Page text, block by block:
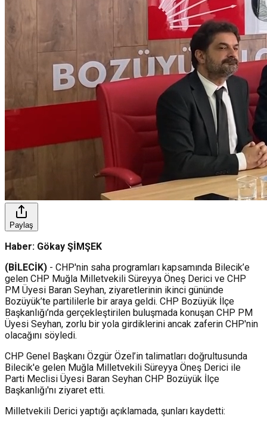
Paylaş
Haber: Gökay ŞİMŞEK
(BİLECİK) - CHP'nin saha programları kapsamında Bilecik’e
gelen CHP Muğla Milletvekili Süreyya Öneş Derici ve CHP
PM Üyesi Baran Seyhan, ziyaretlerinin ikinci gününde
Bozüyük’te partililerle bir araya geldi. CHP Bozüyük İlçe
Başkanlığı’nda gerçekleştirilen buluşmada konuşan CHP PM
Üyesi Seyhan, zorlu bir yola girdiklerini ancak zaferin CHP'nin
olacağını söyledi.
CHP Genel Başkanı Özgür Özel’in talimatları doğrultusunda
Bilecik'e gelen Muğla Milletvekili Süreyya Öneş Derici ile
Parti Meclisi Üyesi Baran Seyhan CHP Bozüyük İlçe
Başkanlığı'nı ziyaret etti.
Milletvekili Derici yaptığı açıklamada, şunları kaydetti: